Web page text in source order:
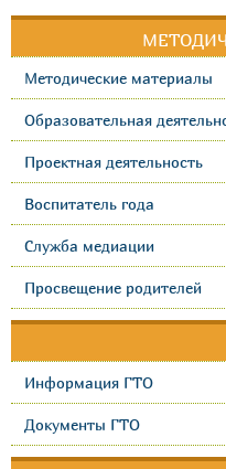
Методические материалы
Образовательная
Проектная деятельность
Воспитатель года
Служба медиации
Просвещение родителей
Информация ГТО
Документы ГТО